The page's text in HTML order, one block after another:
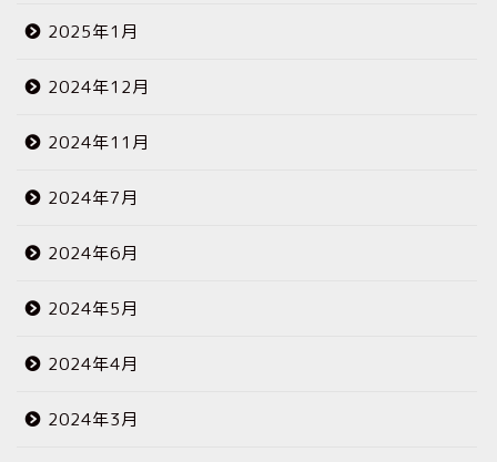
2025年1月
2024年12月
2024年11月
2024年7月
2024年6月
2024年5月
2024年4月
2024年3月